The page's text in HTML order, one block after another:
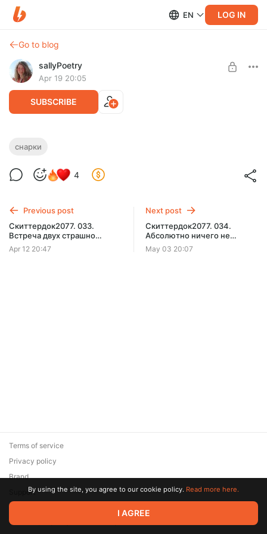
EN LOG IN
Go to blog
sallyPoetry
Apr 19 20:05
SUBSCRIBE
Снарки. Глава 104.
Снарки. Глава 104.
базовая подписка
снарки
4
Previous post
Скиттердок2077. 033.
Встреча двух страшно
серьёзных
предпринимателей.
Apr 12 20:47
Next post
Скиттердок2077. 034.
Абсолютно ничего не
может пойти не так!
May 03 20:07
© 2026 Zaya Solutions Limited. All rights reserved. All trademarks
are the property of their respective owners.
Terms of service
Privacy policy
Brand
SupportBy using the site, you agree to our cookie policy. Read more here.
I AGREE